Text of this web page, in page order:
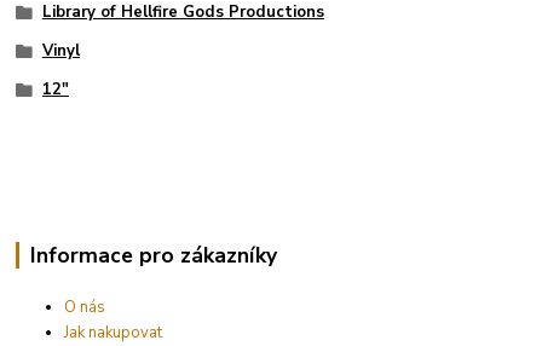
Library of Hellfire Gods Productions
Vinyl
12"
Informace pro zákazníky
O nás
Jak nakupovat